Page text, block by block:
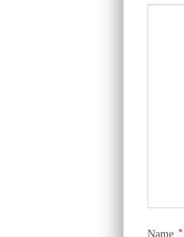
Name *